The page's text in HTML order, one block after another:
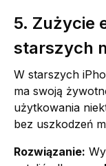
5. Zużycie
starszych
W starszych
ma swoją
użytkowania
bez uszkodzeń
Rozwiązanie: